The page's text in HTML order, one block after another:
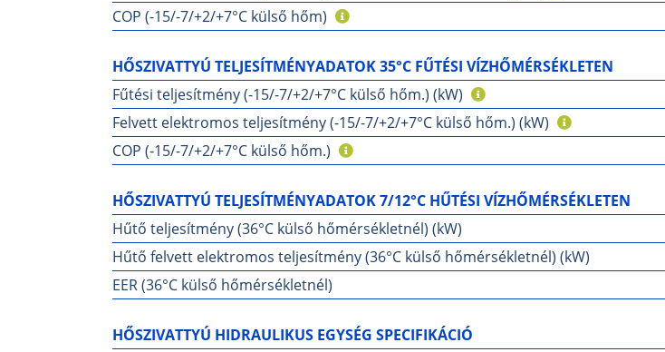
COP (-15/-7/+2/+7°C külső hőm)
HŐSZIVATTYÚ TELJESÍTMÉNYADATOK 35°C FŰTÉSI VÍZHŐMÉRSÉKLETEN
Fűtési teljesítmény (-15/-7/+2/+7°C külső hőm.) (kW)
Felvett elektromos teljesítmény (-15/-7/+2/+7°C külső hőm.) (kW)
COP (-15/-7/+2/+7°C külső hőm.)
HŐSZIVATTYÚ TELJESÍTMÉNYADATOK 7/12°C HŰTÉSI VÍZHŐMÉRSÉKLETEN
Hűtő teljesítmény (36°C külső hőmérsékletnél) (kW)
Hűtő felvett elektromos teljesítmény (36°C külső hőmérsékletnél) (kW)
EER (36°C külső hőmérsékletnél)
HŐSZIVATTYÚ HIDRAULIKUS EGYSÉG SPECIFIKÁCIÓ